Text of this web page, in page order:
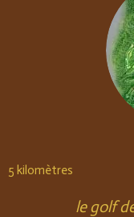
5 kilomètres
le golf de